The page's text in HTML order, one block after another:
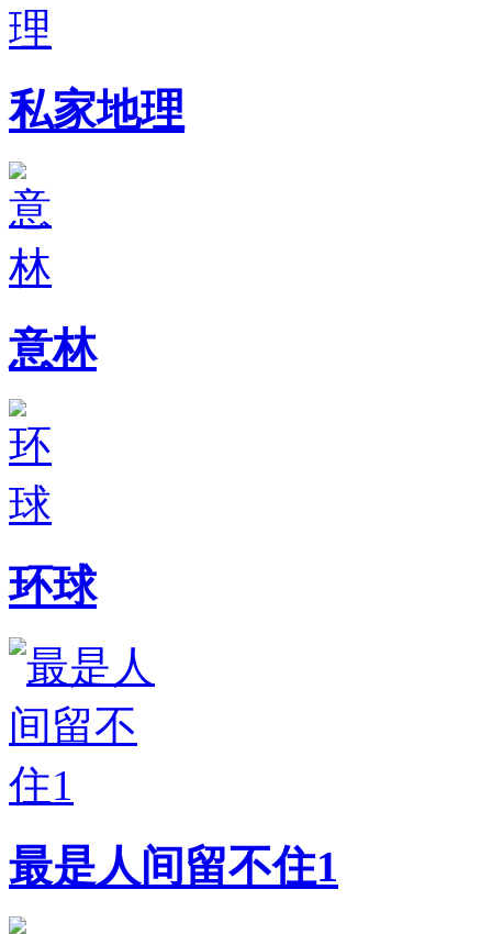
私家地理
意林
环球
最是人间留不住1